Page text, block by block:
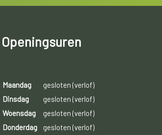
Openingsuren
Maandag
gesloten (verlof)
Dinsdag
gesloten (verlof)
Woensdag
gesloten (verlof)
Donderdag
gesloten (verlof)